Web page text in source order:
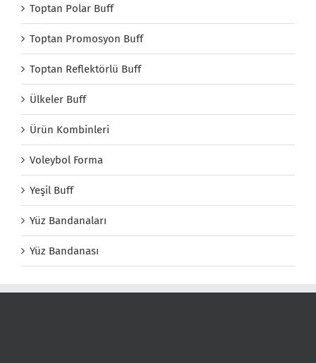
Toptan Polar Buff
Toptan Promosyon Buff
Toptan Reflektörlü Buff
Ülkeler Buff
Ürün Kombinleri
Voleybol Forma
Yeşil Buff
Yüz Bandanaları
Yüz Bandanası